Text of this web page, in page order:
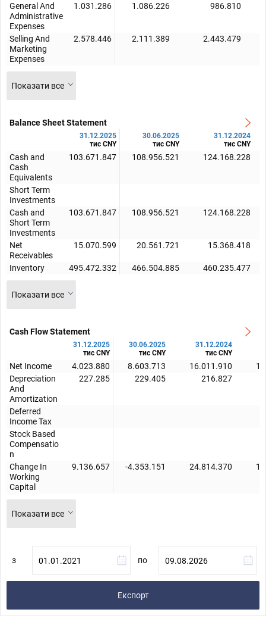
General And
Administrative
Expenses
1.031.286 1.086.226 986.810
Selling And
Marketing
Expenses
2.578.446 2.111.389 2.443.479
Показати все
Balance Sheet Statement
31.12.2025
тис CNY
30.06.2025
тис CNY
31.12.2024
тис CNY
Cash and
Cash
Equivalents
103.671.847 108.956.521 124.168.228
Short Term
Investments
Cash and
Short Term
Investments
103.671.847 108.956.521 124.168.228
Net
Receivables
15.070.599 20.561.721 15.368.418
Inventory 495.472.332 466.504.885 460.235.477
Показати все
Cash Flow Statement
31.12.2025
тис CNY
30.06.2025
тис CNY
31.12.2024
тис CNY
Net Income 4.023.880 8.603.713 16.011.910
Depreciation
And
Amortization
227.285 229.405 216.827
Deferred
Income Tax
Stock Based
Compensatio
n
Change In
Working
Capital
9.136.657 -4.353.151 24.814.370
Показати все
з по
Експорт